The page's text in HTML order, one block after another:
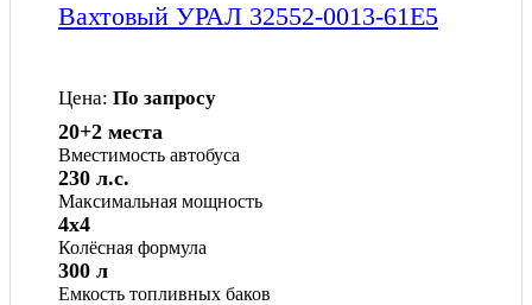
Вахтовый УРАЛ 32552-0013-61Е5
Цена: По запросу
Вместимость автобуса
20+2 места
Максимальная мощность
230 л.с.
Колёсная формула
4x4
Емкость топливных баков
300 л